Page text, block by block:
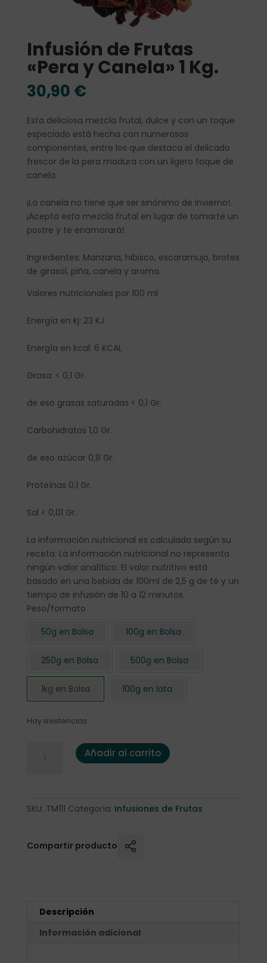
Infusión de Frutas
«Pera y Canela» 1 Kg.
30,90 €
Esta deliciosa mezcla frutal, dulce y con un toque
especiado está hecha con numerosos
componentes, entre los que destaca el delicado
frescor de la pera madura con un ligero toque de
canela.
¡La canela no tiene que ser sinónimo de invierno!.
¡Acepta esta mezcla frutal en lugar de tomarte un
postre y te enamorará!.
Ingredientes: Manzana, hibisco, escaramujo, brotes
de girasol, piña, canela y aroma.
Valores nutricionales por 100 ml
Energía en kj: 23 KJ
Energía en kcal: 6 KCAL
Grasa: < 0,1 Gr.
de eso grasas saturadas < 0,1 Gr.
Carbohidratos 1,0 Gr.
de eso azúcar 0,8 Gr.
Proteínas 0,1 Gr.
Sal < 0,01 Gr.
La información nutricional es calculada según su
receta. La información nutricional no representa
ningún valor analítico. El valor nutritivo está
basado en una bebida de 100ml de 2,5 g de té y un
tiempo de infusión de 10 a 12 minutos.
Peso/formato
50g en Bolsa
100g en Bolsa
250g en Bolsa 500g en Bolsa
1kg en Bolsa 100g en lata
Hay existencias
Infusión de Frutas "Pera y Canela" 1 Kg. cantidad
Añadir al carrito
SKU: TM111 Categoría: Infusiones de Frutas
Compartir producto
Descripción
Información adicional